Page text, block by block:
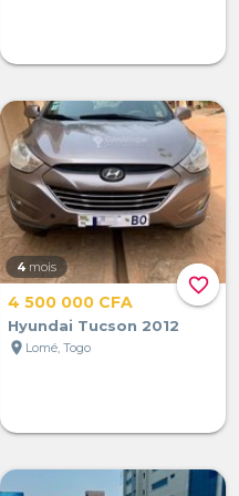
favorite_border
4 mois
4 500 000 CFA
Hyundai Tucson 2012
location_on Lomé, Togo